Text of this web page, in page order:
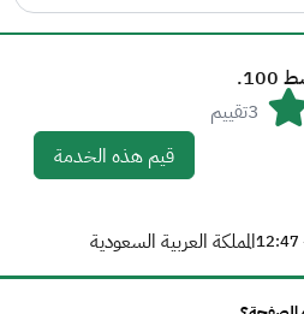
3تقييم
قيم هذه الخدمة
المملكة العربية السعودية